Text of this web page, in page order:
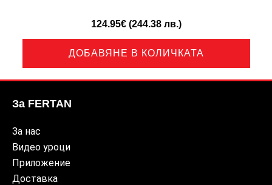
124.95€ (244.38 лв.)
ДОБАВЯНЕ В КОЛИЧКАТА
За FERTAN
За нас
Видео уроци
Приложение
Доставка